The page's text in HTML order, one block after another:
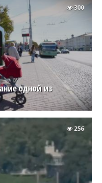
одной из
300
256